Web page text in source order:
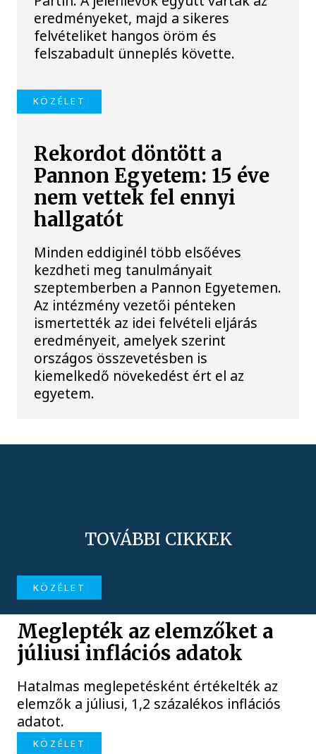
eredményeket, majd a sikeres
felvételiket hangos öröm és
felszabadult ünneplés követte.
KÖZÉLET
Rekordot döntött a
Pannon Egyetem: 15 éve
nem vettek fel ennyi
hallgatót
Minden eddiginél több elsőéves
kezdheti meg tanulmányait
szeptemberben a Pannon Egyetemen.
Az intézmény vezetői pénteken
ismertették az idei felvételi eljárás
eredményeit, amelyek szerint
országos összevetésben is
kiemelkedő növekedést ért el az
egyetem.
TOVÁBBI CIKKEK
KÖZÉLET
Meglepték az elemzőket a
júliusi inflációs adatok
Hatalmas meglepetésként értékelték az
elemzők a júliusi, 1,2 százalékos inflációs
adatot.
KÖZÉLET